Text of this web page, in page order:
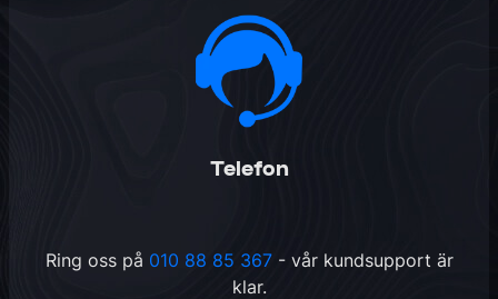
Telefon
Ring oss på 010 88 85 367- vår kundsupport är
klar.